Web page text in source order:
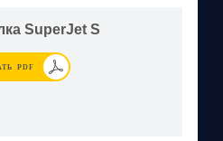
SuperJet S
PDF